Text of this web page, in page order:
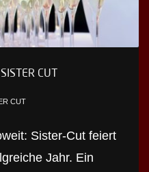
CUT
CUT
Sister-Cut feiert
Jahr. Ein